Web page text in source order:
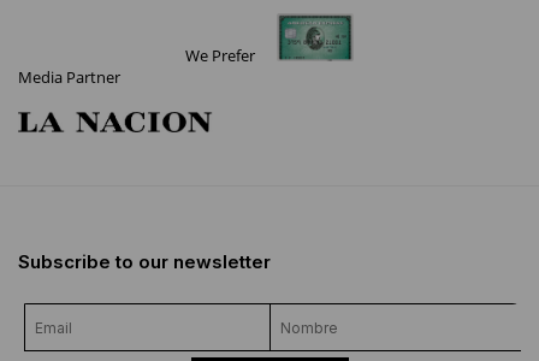
We Prefer
Media Partner
Subscribe to our newsletter